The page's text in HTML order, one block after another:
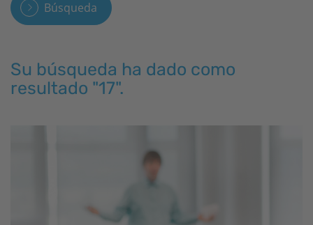
Búsqueda
Su búsqueda ha dado como
resultado "17".